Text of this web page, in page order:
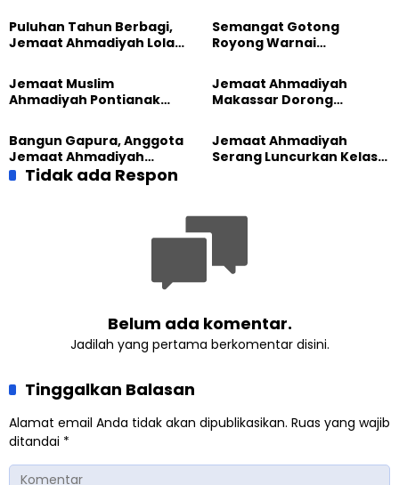
Puluhan Tahun Berbagi,
Jemaat Ahmadiyah Lolak
Sembako kepada Warga
Semangat Gotong
Royong Warnai
Masjid di Jemaat
Ahmadiyah Sukapura
Jemaat Muslim
Ahmadiyah Pontianak
Jemaat Ahmadiyah
Makassar Dorong
Lewat Edukasi Ekoteologi
Bangun Gapura, Anggota
Jemaat Ahmadiyah
Madukara dan Warga
Jemaat Ahmadiyah
Serang Luncurkan Kelas
Tidak ada Respon
Belum ada komentar.
Jadilah yang pertama berkomentar disini.
Tinggalkan Balasan
Alamat email Anda tidak akan dipublikasikan. Ruas yang wajib
ditandai *